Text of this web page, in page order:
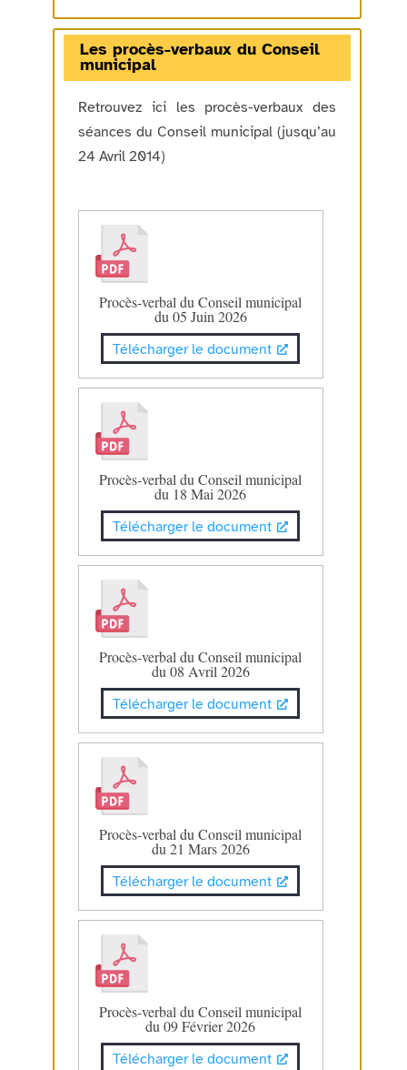
Les procès-verbaux du Conseil
municipal
Retrouvez ici les procès-verbaux des
séances du Conseil municipal (jusqu’au
24 Avril 2014)
Procès-verbal du Conseil municipal
du 05 Juin 2026
Télécharger le document
Procès-verbal du Conseil municipal
du 18 Mai 2026
Télécharger le document
Procès-verbal du Conseil municipal
du 08 Avril 2026
Télécharger le document
Procès-verbal du Conseil municipal
du 21 Mars 2026
Télécharger le document
Procès-verbal du Conseil municipal
du 09 Février 2026
Télécharger le document